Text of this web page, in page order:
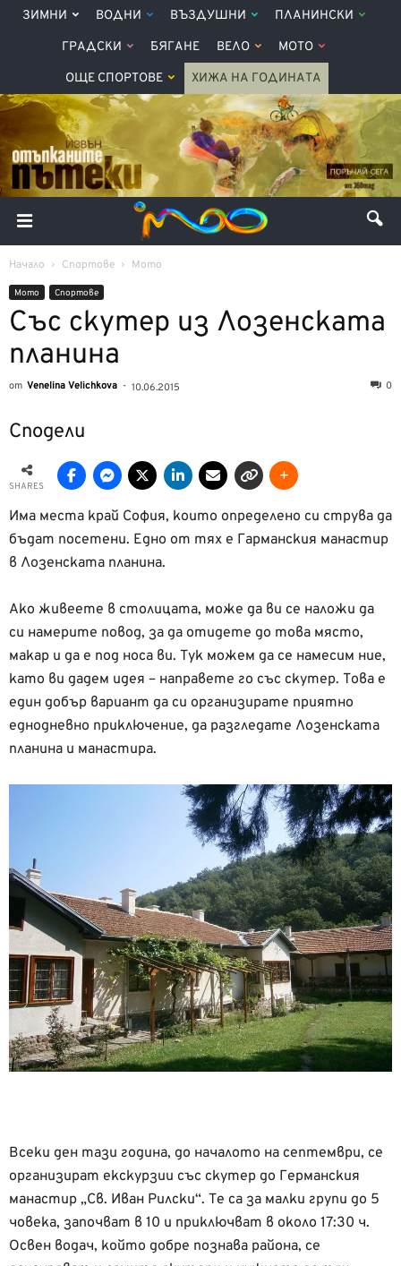
ЗИМНИ ВОДНИ ВЪЗДУШНИ ПЛАНИНСКИ
ГРАДСКИ БЯГАНЕ ВЕЛО МОТО
ОЩЕ СПОРТОВЕ ХИЖА НА ГОДИНАТА
Начало Спортове Мото
Мото Спортове
Със скутер из Лозенската
планина
от Venelina Velichkova - 10.06.2015 0
Сподели
SHARES
Има места край София, които определено си струва да
бъдат посетени. Едно от тях е Гарманския манастир
в Лозенската планина.
Ако живеете в столицата, може да ви се наложи да
си намерите повод, за да отидете до това място,
макар и да е под носа ви. Тук можем да се намесим ние,
като ви дадем идея – направете го със скутер. Това е
един добър вариант да си организирате приятно
еднодневно приключение, да разгледате Лозенската
планина и манастира.
Всеки ден тази година, до началото на септември, се
организират екскурзии със скутер до Германския
манастир „Св. Иван Рилски“. Те са за малки групи до 5
човека, започват в 10 и приключват в около 17:30 ч.
Освен водач, който добре познава района, се